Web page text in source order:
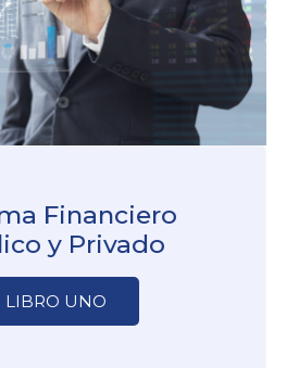
Financiero
y Privado
LIBRO UNO